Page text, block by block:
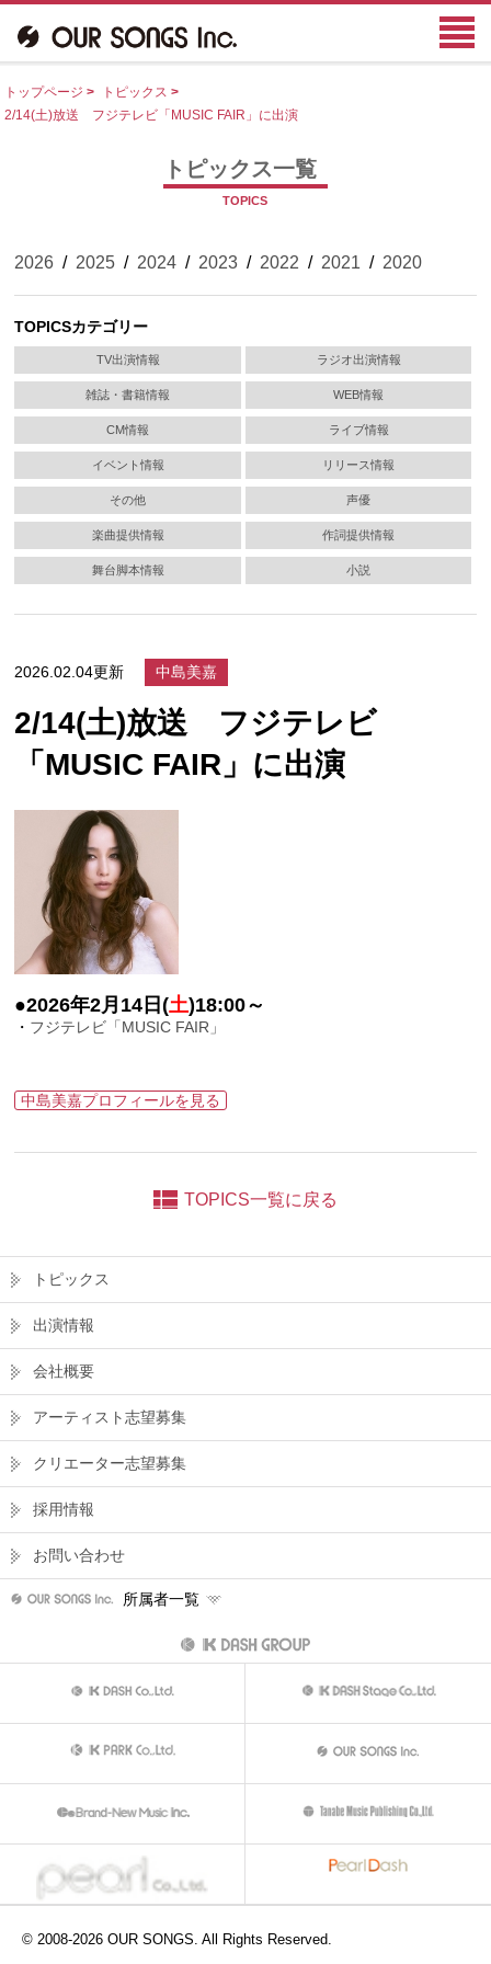
トップページ > トピックス >
2/14(土)放送 フジテレビ「MUSIC FAIR」に出演
トピックス一覧
TOPICS
2026 / 2025 / 2024 / 2023 / 2022 / 2021 / 2020
TOPICSカテゴリー
TV出演情報 ラジオ出演情報
雑誌・書籍情報 WEB情報
CM情報 ライブ情報
イベント情報 リリース情報
その他 声優
楽曲提供情報 作詞提供情報
舞台脚本情報 小説
2026.02.04更新 中島美嘉
2/14(土)放送 フジテレビ
「MUSIC FAIR」に出演
●2026年2月14日(土)18:00～
・ フジテレビ「MUSIC FAIR」
中島美嘉プロフィールを見る
TOPICS一覧に戻る
トピックス
出演情報
会社概要
アーティスト志望募集
クリエーター志望募集
採用情報
お問い合わせ
所属者一覧
© 2008-2026 OUR SONGS. All Rights Reserved.